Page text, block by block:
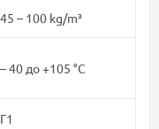
45 – 100 kg/m³
– 40 до +105 °C
Г1